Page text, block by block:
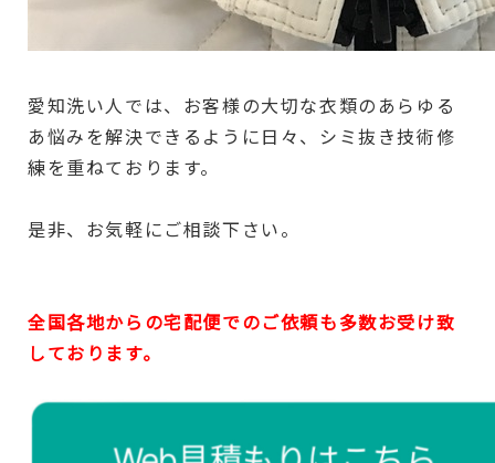
愛知洗い人では、お客様の大切な衣類のあらゆる
あ悩みを解決できるように日々、シミ抜き技術修
練を重ねております。
是非、お気軽にご相談下さい。
全国各地からの宅配便でのご依頼も多数お受け致
しております。